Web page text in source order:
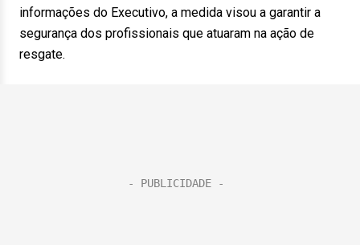
informações do Executivo, a medida visou a garantir a
segurança dos profissionais que atuaram na ação de
resgate.